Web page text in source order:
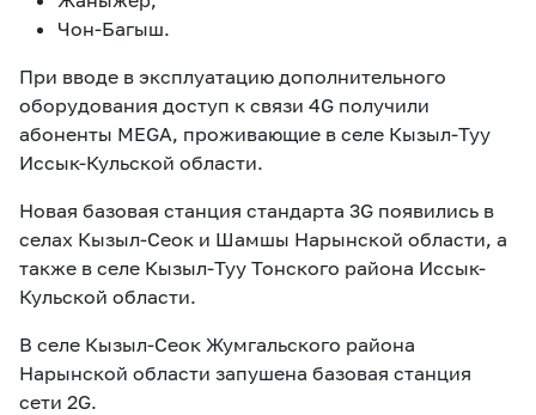
Чон-Багыш.
При вводе в эксплуатацию дополнительного
оборудования доступ к связи 4G получили
абоненты MEGA, проживающие в селе Кызыл-Туу
Иссык-Кульской области.
Новая базовая станция стандарта 3G появились в
селах Кызыл-Сеок и Шамшы Нарынской области, а
также в селе Кызыл-Туу Тонского района Иссык-
Кульской области.
В селе Кызыл-Сеок Жумгальского района
Нарынской области запушена базовая станция
сети 2G.